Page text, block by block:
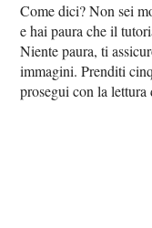
Come dici? Non sei
e hai paura che il
Niente paura, ti
immagini. Prenditi
prosegui con la